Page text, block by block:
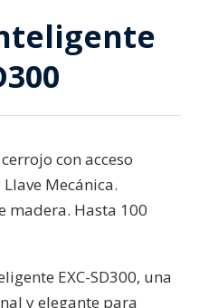
con acceso
Mecánica.
madera. Hasta 100
EXC-SD300, una
y elegante para